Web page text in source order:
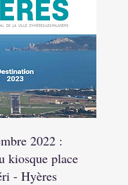
2022 :
kiosque place
- Hyères